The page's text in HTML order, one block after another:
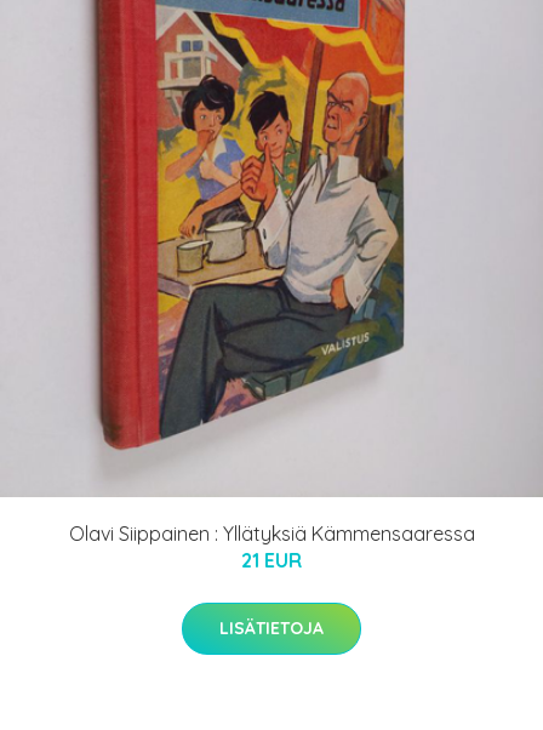
Olavi Siippainen : Yllätyksiä Kämmensaaressa
21 EUR
LISÄTIETOJA